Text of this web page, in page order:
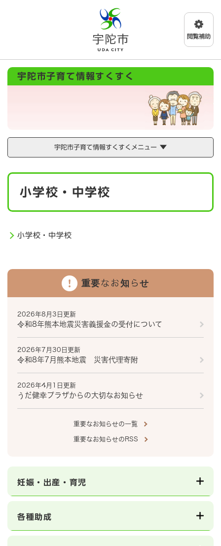
メニューを飛ばして本文へ
宇陀市子育て情報すくすく
宇陀市子育て情報すくすくメニュー
本
小学校・中学校
小学校・中学校
重要なお知らせ
2026年8月3日更新
令和8年熊本地震災害義援金の受付について
2026年7月30日更新
令和8年7月熊本地震 災害代理寄附
2026年4月1日更新
うだ健幸プラザからの大切なお知らせ
重要なお知らせの一覧
重要なお知らせのRSS
妊娠・出産・育児
各種助成